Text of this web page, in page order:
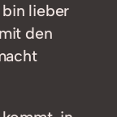
bin lieber
den